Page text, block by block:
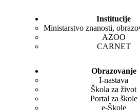
Institucije
Ministarstvo znanosti,
AZOO
CARNET
Obrazovanje
I-nastava
Škola za život
Portal za škole
e-Škole